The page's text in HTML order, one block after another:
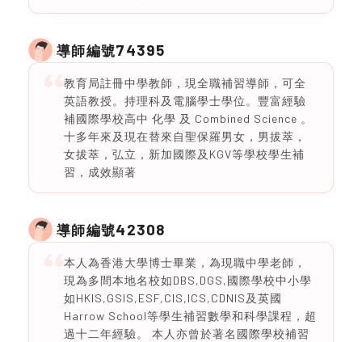
導師編號74395
教育局註冊中學教師，現全職補習導師，可全
英語教授。持理科及電腦學士學位。豐富經驗
補國際學校高中 化學 及 Combined Science 。
十多年來及現在替來自聖保羅男女，男拔萃，
女拔萃，弘立，新加國際及KGV等學校學生補
習，成效顯著
導師編號42308
本人為香港大學博士畢業，為現職中學老師，
現為多間本地名校如DBS,DGS,國際學校中小學
如HKIS,GSIS,ESF,CIS,ICS,CDNIS及英國
Harrow School等學生補習數學和科學課程，超
過十二年經驗。 本人亦曾於著名國際學校補習